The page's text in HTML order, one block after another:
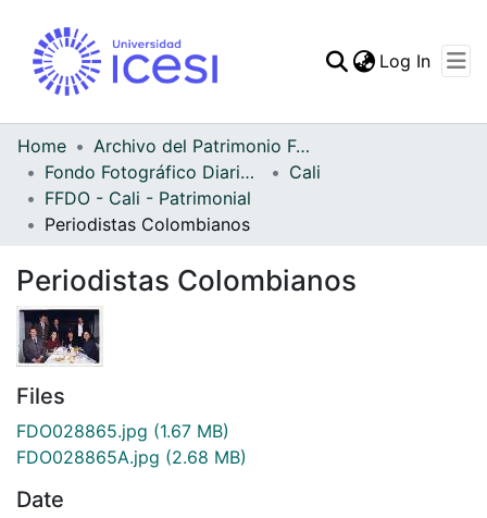
Statistics
Log In
Home
Archivo del Patrimonio Fotográfico y Fílmico del Valle del Cauca
Fondo Fotográfico Diario Occidente
Cali
FFDO - Cali - Patrimonial
Periodistas Colombianos
Periodistas Colombianos
Files
FDO028865.jpg (1.67 MB)
FDO028865A.jpg (2.68 MB)
Date